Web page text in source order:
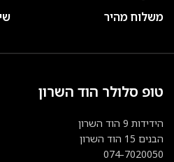
משלוח מהיר
טופ סלולר הוד השרון
הידידות 9 הוד השרון
הבנים 15 הוד השרון
074-7020050